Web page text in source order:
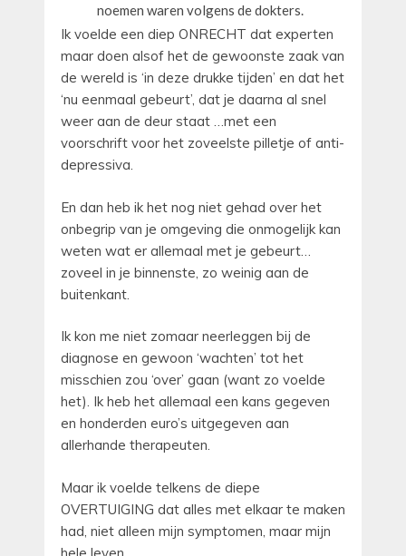
noemen waren volgens de dokters.
Ik voelde een diep ONRECHT dat experten
maar doen alsof het de gewoonste zaak van
de wereld is ‘in deze drukke tijden’ en dat het
‘nu eenmaal gebeurt’, dat je daarna al snel
weer aan de deur staat …met een
voorschrift voor het zoveelste pilletje of anti-
depressiva.
En dan heb ik het nog niet gehad over het
onbegrip van je omgeving die onmogelijk kan
weten wat er allemaal met je gebeurt…
zoveel in je binnenste, zo weinig aan de
buitenkant.
Ik kon me niet zomaar neerleggen bij de
diagnose en gewoon ‘wachten’ tot het
misschien zou ‘over’ gaan (want zo voelde
het). Ik heb het allemaal een kans gegeven
en honderden euro’s uitgegeven aan
allerhande therapeuten.
Maar ik voelde telkens de diepe
OVERTUIGING dat alles met elkaar te maken
had, niet alleen mijn symptomen, maar mijn